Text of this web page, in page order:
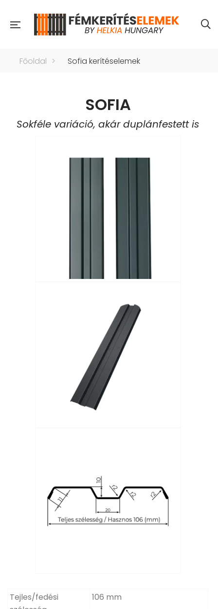
Főoldal > Sofia kerítéselemek
SOFIA
Sokféle variáció, akár duplánfestett is
Tejles/fedési
106 mm